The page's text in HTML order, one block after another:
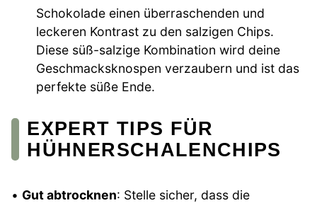
Schokolade einen überraschenden und
leckeren Kontrast zu den salzigen Chips.
Diese süß-salzige Kombination wird deine
Geschmacksknospen verzaubern und ist das
perfekte süße Ende.
EXPERT TIPS FÜR
HÜHNERSCHALENCHIPS
• Gut abtrocknen: Stelle sicher, dass die